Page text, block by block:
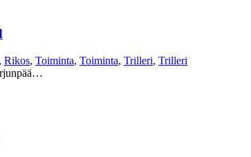
, Rikos, Toiminta, Toiminta, Trilleri, Trilleri